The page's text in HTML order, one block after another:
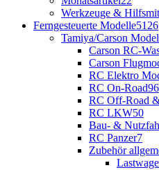
Werkzeuge &
Ferngesteuerte Modelle5126
Tamiya/Carson
Carson RC-
Carson
RC Elektro
RC On-Road96
RC Off-Road
RC LKW50
Bau- &
RC Panzer7
Zubehör